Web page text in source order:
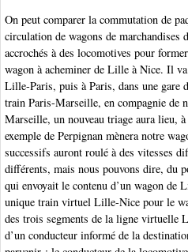
On peut comparer la commutation de
circulation de wagons de marchandises
accrochés à des locomotives pour
wagon à acheminer de Lille à Nice. Il
Lille-Paris, puis à Paris, dans une gare
train Paris-Marseille, en compagnie de
Marseille, un nouveau triage aura lieu,
exemple de Perpignan mènera notre
successifs auront roulé à des vitesses
différents, mais nous pouvons dire, du
qui envoyait le contenu d’un wagon de
unique train virtuel Lille-Nice pour le
des trois segments de la ligne virtuelle
d’un conducteur informé de la